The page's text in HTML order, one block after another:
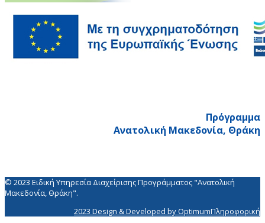
Πρόγραμμα
Ανατολική Μακεδονία, Θράκη
© 2023 Ειδική Υπηρεσία Διαχείρισης Προγράμματος "Ανατολική
Μακεδονία, Θράκη".
2023 Design & Developed by OptimumΠληροφορική